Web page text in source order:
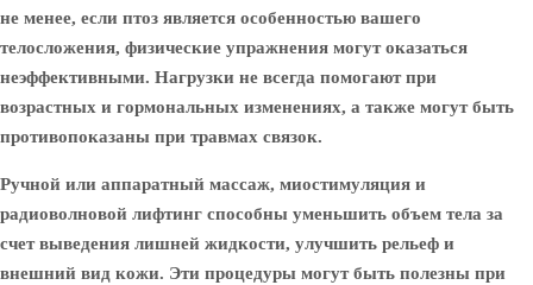
не менее, если птоз является особенностью вашего
телосложения, физические упражнения могут оказаться
неэффективными. Нагрузки не всегда помогают при
возрастных и гормональных изменениях, а также могут быть
противопоказаны при травмах связок.
Ручной или аппаратный массаж, миостимуляция и
радиоволновой лифтинг способны уменьшить объем тела за
счет выведения лишней жидкости, улучшить рельеф и
внешний вид кожи. Эти процедуры могут быть полезны при